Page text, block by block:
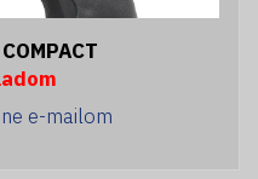
e-mailom